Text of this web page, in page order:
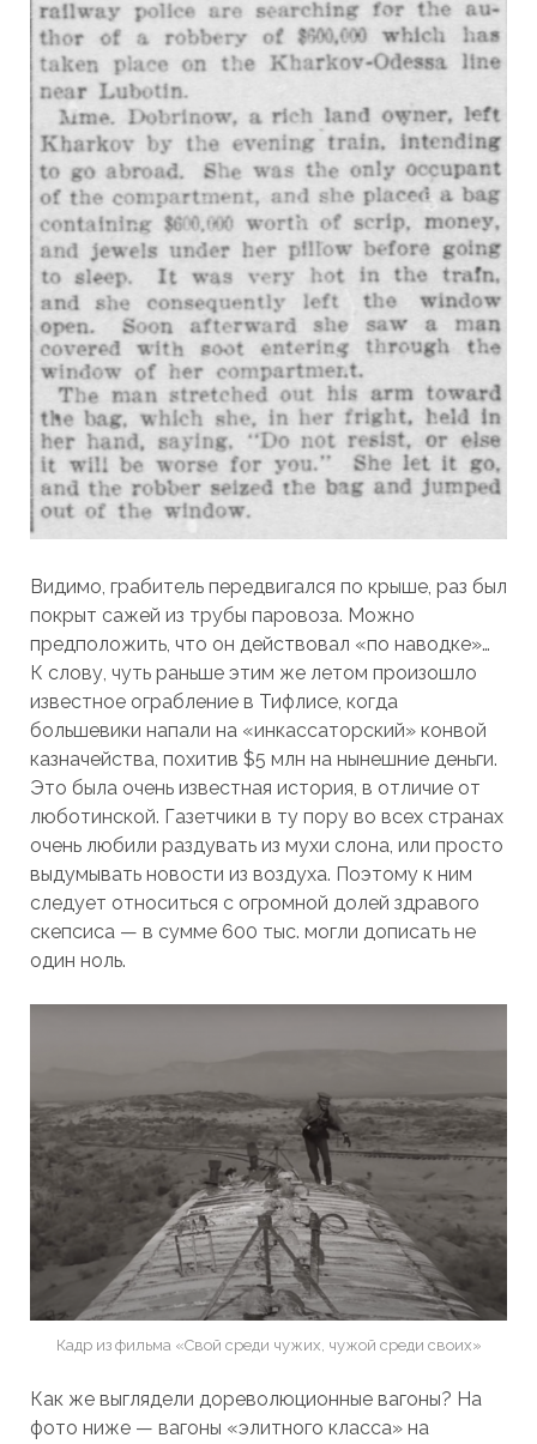
Видимо, грабитель передвигался по крыше, раз был
покрыт сажей из трубы паровоза. Можно
предположить, что он действовал «по наводке»…
К слову, чуть раньше этим же летом произошло
известное ограбление в Тифлисе, когда
большевики напали на «инкассаторский» конвой
казначейства, похитив $5 млн на нынешние деньги.
Это была очень известная история, в отличие от
люботинской. Газетчики в ту пору во всех странах
очень любили раздувать из мухи слона, или просто
выдумывать новости из воздуха. Поэтому к ним
следует относиться с огромной долей здравого
скепсиса — в сумме 600 тыс. могли дописать не
один ноль.
Кадр из фильма «Свой среди чужих, чужой среди своих»
Как же выглядели дореволюционные вагоны? На
фото ниже — вагоны «элитного класса» на